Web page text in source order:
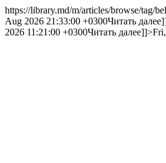
https://library.md/m/articles/browse/tag/
Aug 2026 21:33:00 +0300Читать
2026 11:21:00 +0300Читать далее]]>